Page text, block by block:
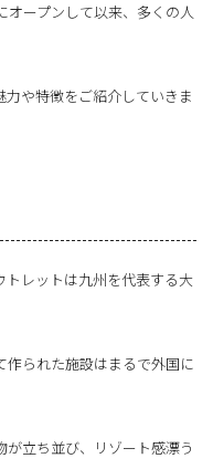
オープンして以来、多くの人
や特徴をご紹介していきま
レットは九州を代表する大
作られた施設はまるで外国に
立ち並び、リゾート感漂う